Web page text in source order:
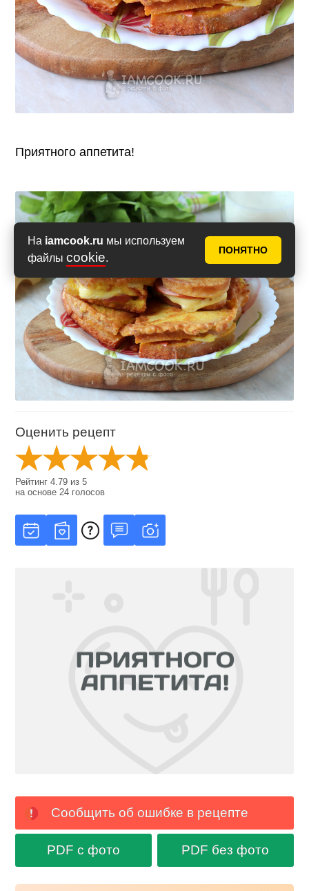
На iamcook.ru мы используем
файлы cookie.
ПОНЯТНО
Приятного аппетита!
Оценить рецепт
Рейтинг4.79 из5
на основе 24 голосов
Сообщить об ошибке в рецепте
PDF с фото PDF без фото